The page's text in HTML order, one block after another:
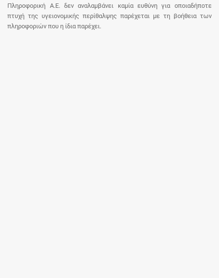
Πληροφορική Α.Ε. δεν αναλαμβάνει καμία ευθύνη για οποιαδήποτε
πτυχή της υγειονομικής περίθαλψης παρέχεται με τη βοήθεια των
πληροφοριών που η ίδια παρέχει.